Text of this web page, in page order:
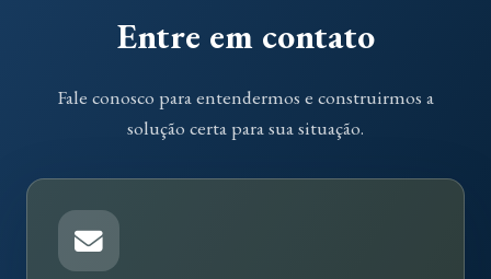
Entre em contato
Fale conosco para entendermos e construirmos a
solução certa para sua situação.